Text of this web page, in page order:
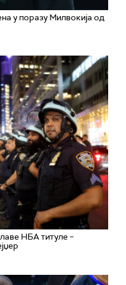
у поразу Милвокија од
НБА титуле –